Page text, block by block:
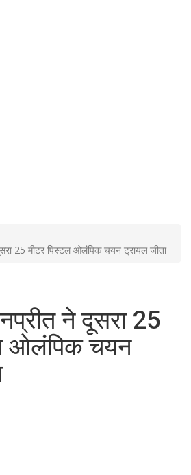
25 मीटर पिस्टल ओलंपिक चयन ट्रायल जीता
ने दूसरा 25
ओलंपिक चयन